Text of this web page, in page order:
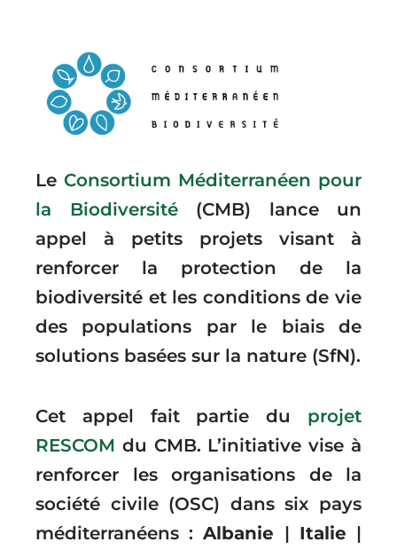
Le Consortium Méditerranéen pour
la Biodiversité(CMB) lance un
appel à petits projets visant à
renforcer la protection de la
biodiversité et les conditions de vie
des populations par le biais de
solutions basées sur la nature (SfN).
Cet appel fait partie du projet
RESCOM du CMB. L’initiative vise à
renforcer les organisations de la
société civile (OSC) dans six pays
méditerranéens :Albanie | Italie |